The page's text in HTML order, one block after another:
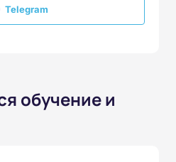
Telegram
обучение и